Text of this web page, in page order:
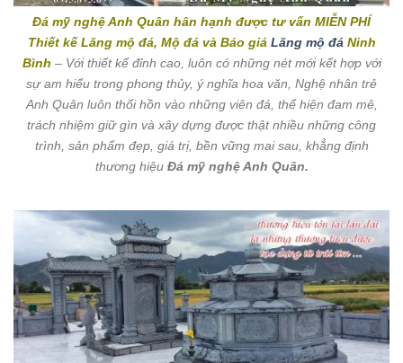
Đá mỹ nghệ Anh Quân hân hạnh được tư vấn MIỄN PHÍ
Thiết kế Lăng mộ đá, Mộ đá và Báo giá Lăng mộ đá Ninh
Bình – Với thiết kế đỉnh cao, luôn có những nét mới kết hợp với
sự am hiểu trong phong thủy, ý nghĩa hoa văn, Nghệ nhân trẻ
Anh Quân luôn thổi hồn vào những viên đá, thể hiện đam mê,
trách nhiệm giữ gìn và xây dựng được thật nhiều những công
trình, sản phẩm đẹp, giá trị, bền vững mai sau, khẳng định
thương hiệu Đá mỹ nghệ Anh Quân.